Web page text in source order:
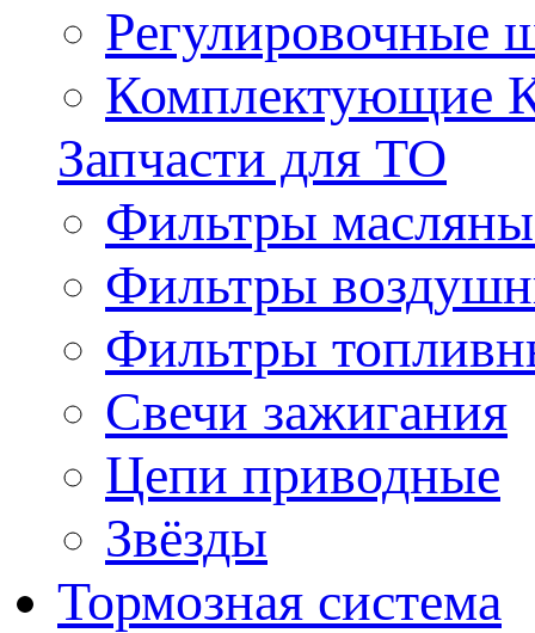
Регулировочные
Комплектующие
Запчасти для ТО
Фильтры
Фильтры
Фильтры
Свечи зажигания
Цепи приводные
Звёзды
Тормозная система